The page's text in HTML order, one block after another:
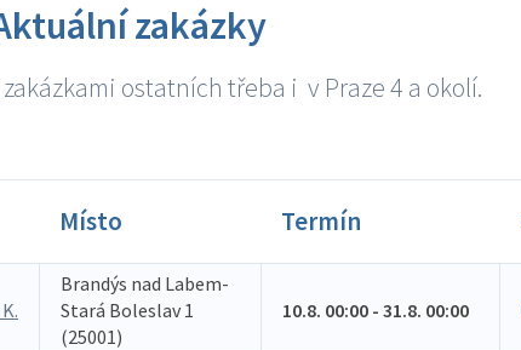
zakázky
ostatních třeba i v Praze 4 a okolí.
Místo Termín
Brandýs nad Labem-
Stará Boleslav 1
(25001)
10.8. 00:00 - 31.8. 00:00